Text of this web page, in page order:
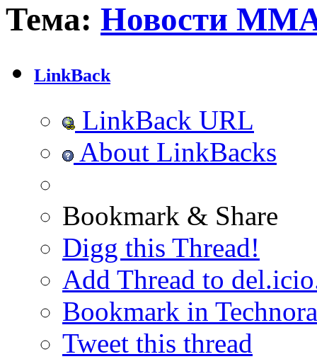
Тема: Новости
LinkBack
LinkBack URL
About LinkBacks
Bookmark & Share
Digg this Thread!
Add Thread to
Bookmark in
Tweet this thread